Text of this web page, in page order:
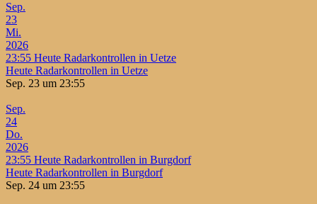
Sep.
23
Mi.
2026
23:55 Heute Radarkontrollen in Uetze
Heute Radarkontrollen in Uetze
Sep. 23 um 23:55
Sep.
24
Do.
2026
23:55 Heute Radarkontrollen in Burgdorf
Heute Radarkontrollen in Burgdorf
Sep. 24 um 23:55